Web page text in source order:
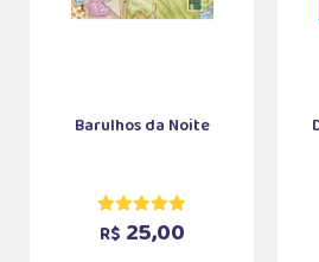
Barulhos da Noite
R$ 25,00